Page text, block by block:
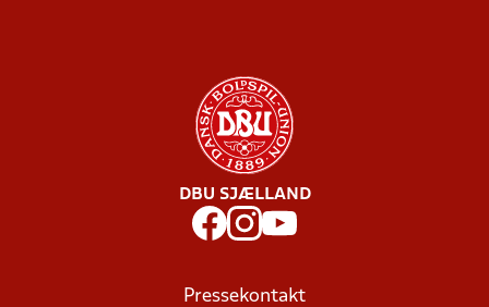
DBU SJÆLLAND
Pressekontakt